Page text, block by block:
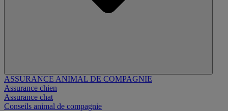
ASSURANCE ANIMAL DE COMPAGNIE
Assurance chien
Assurance chat
Conseils animal de compagnie